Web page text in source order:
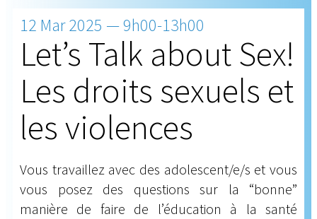
12 Mar 2025 — 9h00-13h00
Let’s Talk about Sex!
Les droits sexuels et
les violences
Vous travaillez avec des adolescent/e/s et vous
vous posez des questions sur la “bonne”
manière de faire de l’éducation à la santé